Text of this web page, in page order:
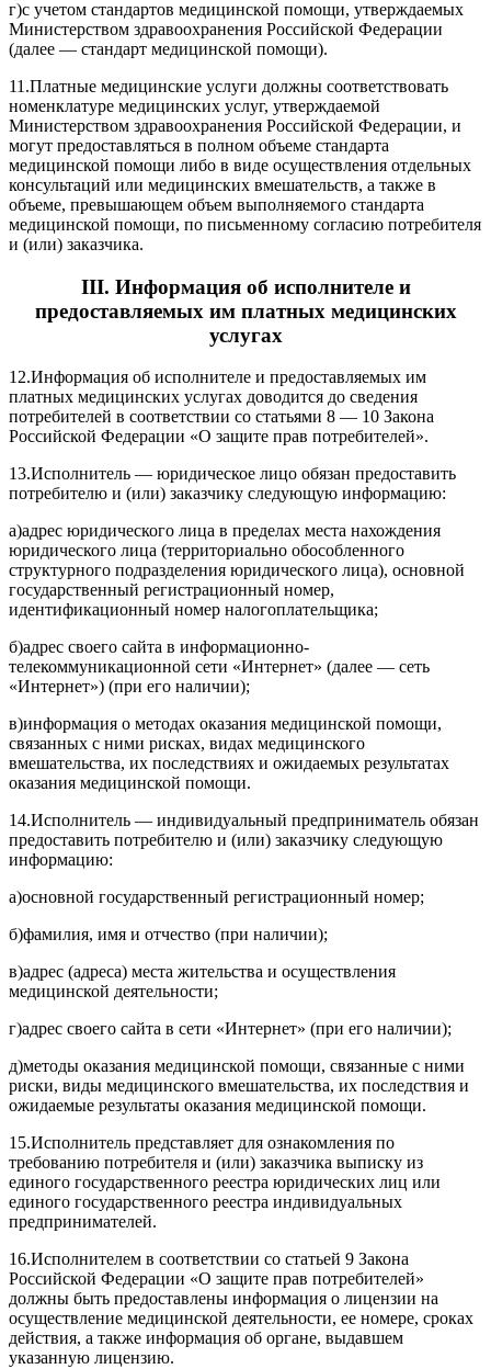
г)с учетом стандартов медицинской помощи, утверждаемых
Министерством здравоохранения Российской Федерации
(далее — стандарт медицинской помощи).
11.Платные медицинские услуги должны соответствовать
номенклатуре медицинских услуг, утверждаемой
Министерством здравоохранения Российской Федерации, и
могут предоставляться в полном объеме стандарта
медицинской помощи либо в виде осуществления отдельных
консультаций или медицинских вмешательств, а также в
объеме, превышающем объем выполняемого стандарта
медицинской помощи, по письменному согласию потребителя
и (или) заказчика.
III. Информация об исполнителе и
предоставляемых им платных медицинских
услугах
12.Информация об исполнителе и предоставляемых им
платных медицинских услугах доводится до сведения
потребителей в соответствии со статьями 8 — 10 Закона
Российской Федерации «О защите прав потребителей».
13.Исполнитель — юридическое лицо обязан предоставить
потребителю и (или) заказчику следующую информацию:
а)адрес юридического лица в пределах места нахождения
юридического лица (территориально обособленного
структурного подразделения юридического лица), основной
государственный регистрационный номер,
идентификационный номер налогоплательщика;
б)адрес своего сайта в информационно-
телекоммуникационной сети «Интернет» (далее — сеть
«Интернет») (при его наличии);
в)информация о методах оказания медицинской помощи,
связанных с ними рисках, видах медицинского
вмешательства, их последствиях и ожидаемых результатах
оказания медицинской помощи.
14.Исполнитель — индивидуальный предприниматель обязан
предоставить потребителю и (или) заказчику следующую
информацию:
а)основной государственный регистрационный номер;
б)фамилия, имя и отчество (при наличии);
в)адрес (адреса) места жительства и осуществления
медицинской деятельности;
г)адрес своего сайта в сети «Интернет» (при его наличии);
д)методы оказания медицинской помощи, связанные с ними
риски, виды медицинского вмешательства, их последствия и
ожидаемые результаты оказания медицинской помощи.
15.Исполнитель представляет для ознакомления по
требованию потребителя и (или) заказчика выписку из
единого государственного реестра юридических лиц или
единого государственного реестра индивидуальных
предпринимателей.
16.Исполнителем в соответствии со статьей 9 Закона
Российской Федерации «О защите прав потребителей»
должны быть предоставлены информация о лицензии на
осуществление медицинской деятельности, ее номере, сроках
действия, а также информация об органе, выдавшем
указанную лицензию.